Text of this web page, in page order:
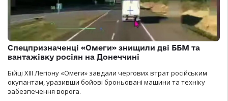
Спецпризначенці «Омеги» знищили дві ББМ та
вантажівку росіян на Донеччині
Бійці ХІІІ Легіону «Омеги» завдали чергових втрат російським
окупантам, уразивши бойові броньовані машини та техніку
забезпечення ворога.